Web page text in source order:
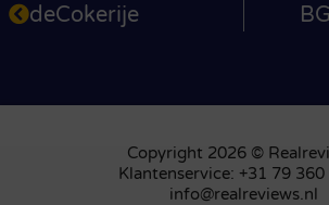
deCokerije
Copyright 2026 ©
Klantenservice: +31 79 360
info@realreviews.nl